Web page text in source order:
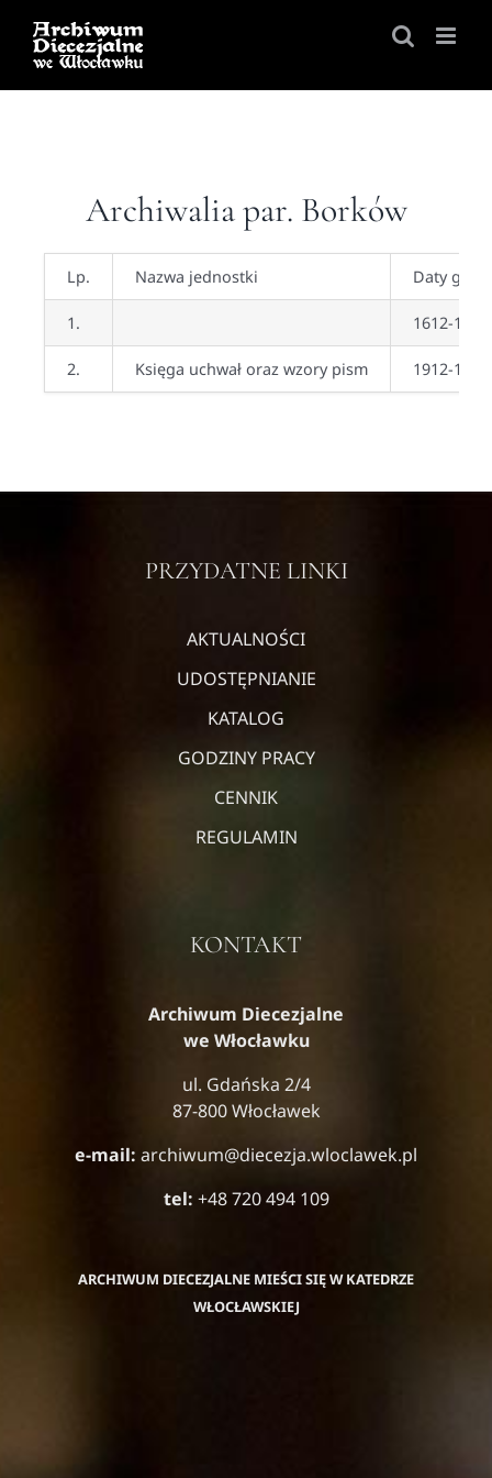
Skip
content
Archiwalia par. Borków
Lp. Nazwa jednostki Daty
1. 1612-1912
2. Księga uchwał oraz wzory pism 1912-1932
PRZYDATNE LINKI
AKTUALNOŚCI
UDOSTĘPNIANIE
KATALOG
GODZINY PRACY
CENNIK
REGULAMIN
ARCHIWUM DIECEZJALNE MIEŚCI SIĘ W KATEDRZE
WŁOCŁAWSKIEJ
KONTAKT
Archiwum Diecezjalne
we Włocławku
ul. Gdańska 2/4
87-800 Włocławek
e-mail: archiwum@diecezja.wloclawek.pl
tel: +48 720 494 109